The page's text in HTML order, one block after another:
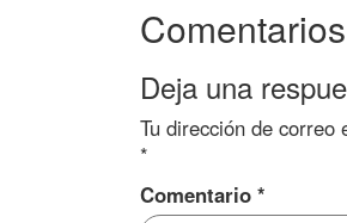
Comentarios
Deja una
Tu dirección de correo
*
Comentario *